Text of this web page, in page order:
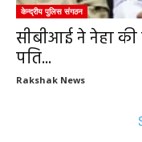
केन्द्रीय पुलिस संगठन
सीबीआई ने नेहा
पति...
Rakshak News